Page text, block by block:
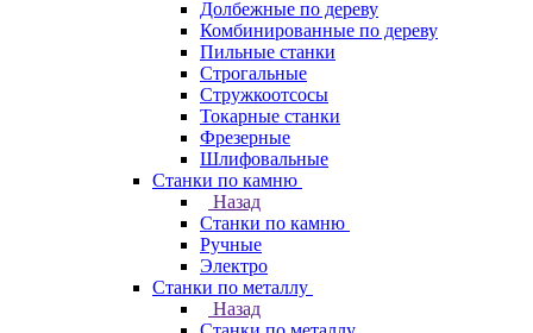
Долбежные по дереву
Комбинированные по дереву
Пильные станки
Строгальные
Стружкоотсосы
Токарные станки
Фрезерные
Шлифовальные
Станки по камню
Назад
Станки по камню
Ручные
Электро
Станки по металлу
Назад